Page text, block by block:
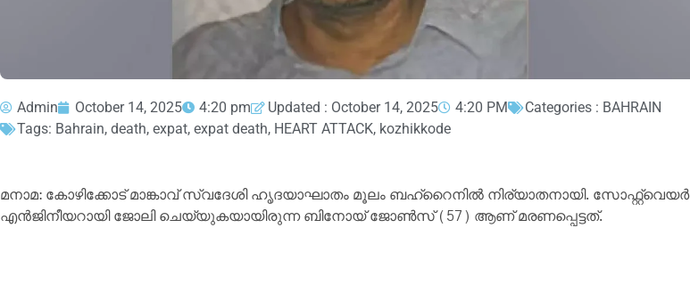
Admin October 14, 2025 4:20 pm Updated : October 14, 2025 4:20 PM Categories : BAHRAIN
Tags: Bahrain, death, expat, expat death, HEART ATTACK, kozhikkode
മനാമ: കോഴിക്കോട് മാങ്കാവ് സ്വദേശി ഹൃദയാഘാതം മൂലം ബഹ്‌റൈനില്‍ നിര്യാതനായി. സോഫ്റ്റ്വെയര്‍
എന്‍ജിനീയറായി ജോലി ചെയ്യുകയായിരുന്ന ബിനോയ് ജോണ്‍സ് (57) ആണ് മരണപ്പെട്ടത്.